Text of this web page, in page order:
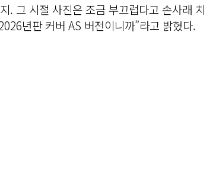
. 그 시절 사진은 조금 부끄럽다고 손사래 치
년판 커버 AS 버전이니까”라고 밝혔다.